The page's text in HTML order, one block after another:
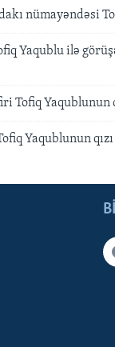
nümayəndəsi
Yaqublu ilə
Tofiq Yaqublunun
Yaqublunun